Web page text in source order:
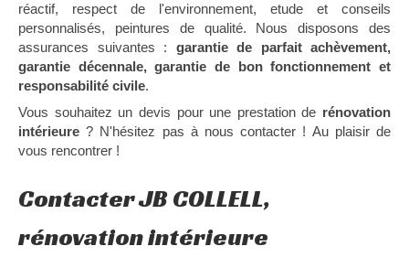
réactif, respect de l'environnement, etude et conseils
personnalisés, peintures de qualité. Nous disposons des
assurances suivantes : garantie de parfait achèvement,
garantie décennale, garantie de bon fonctionnement et
responsabilité civile.
Vous souhaitez un devis pour une prestation de rénovation
intérieure ? N'hésitez pas à nous contacter ! Au plaisir de
vous rencontrer !
Contacter JB COLLELL,
rénovation intérieure